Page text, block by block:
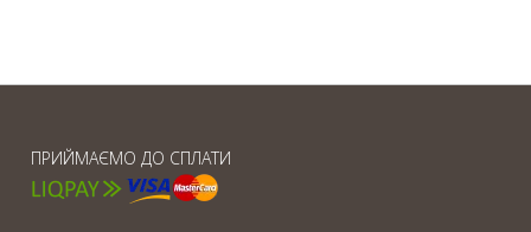
ПРИЙМАЄМО ДО СПЛАТИ